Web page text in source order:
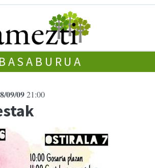
BASABURUA
09/0921:00